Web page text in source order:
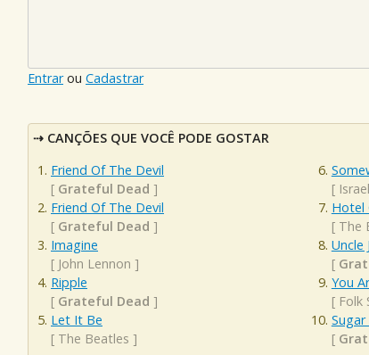
Entrarou Cadastrar
CANÇÕES QUE VOCÊ PODE GOSTAR
Friend Of The Devil
[ Grateful Dead ]
Friend Of The Devil
[ Grateful Dead ]
Imagine
[ John Lennon ]
Ripple
[ Grateful Dead ]
Let It Be
[ The Beatles ]
[
Hotel
[ The
Uncle
[
You
[ Folk
[